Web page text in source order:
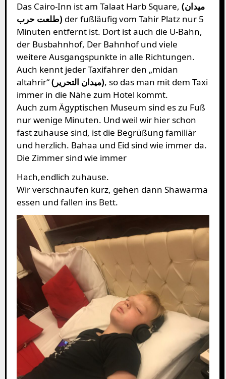
Das Cairo-Inn ist am Talaat Harb Square, (ميدان
طلعت حرب) der fußläufig vom Tahir Platz nur 5
Minuten entfernt ist. Dort ist auch die U-Bahn,
der Busbahnhof, Der Bahnhof und viele
weitere Ausgangspunkte in alle Richtungen.
Auch kennt jeder Taxifahrer den „midan
altahrir“
(ميدان التحرير), so das man mit dem Taxi
immer in die Nähe zum Hotel kommt.
Auch zum Ägyptischen Museum sind es zu Fuß
nur wenige Minuten. Und weil wir hier schon
fast zuhause sind, ist die Begrüßung familiär
und herzlich. Bahaa und Eid sind wie immer da.
Die Zimmer sind wie immer
Hach,endlich zuhause.
Wir verschnaufen kurz, gehen dann Shawarma
essen und fallen ins Bett.